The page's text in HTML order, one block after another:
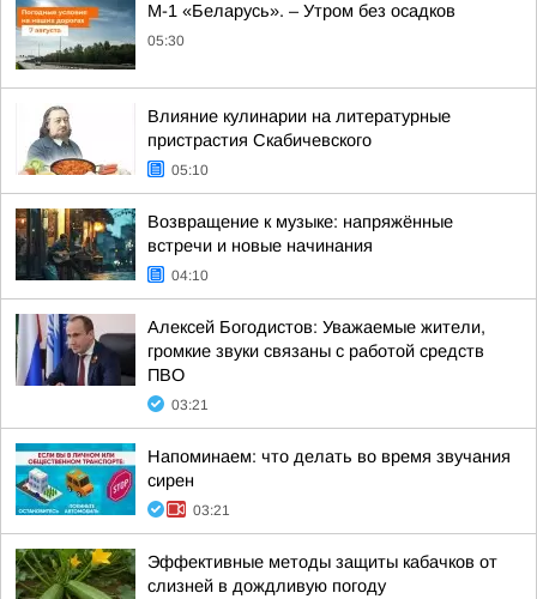
М-1 «Беларусь». – Утром без осадков
05:30
Влияние кулинарии на литературные
пристрастия Скабичевского
05:10
Возвращение к музыке: напряжённые
встречи и новые начинания
04:10
Алексей Богодистов: Уважаемые жители,
громкие звуки связаны с работой средств
ПВО
03:21
Напоминаем: что делать во время звучания
сирен
03:21
Эффективные методы защиты кабачков от
слизней в дождливую погоду